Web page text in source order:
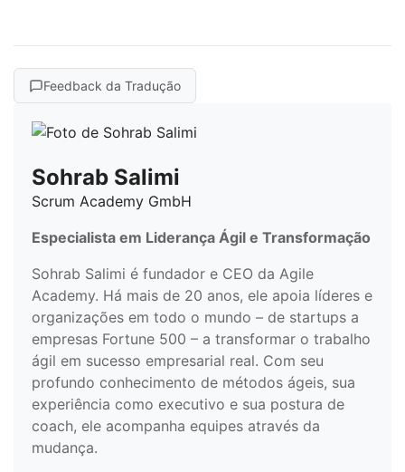
Feedback da Tradução
Sohrab Salimi
Scrum Academy GmbH
Especialista em Liderança Ágil e Transformação
Sohrab Salimi é fundador e CEO da Agile
Academy. Há mais de 20 anos, ele apoia líderes e
organizações em todo o mundo – de startups a
empresas Fortune 500 – a transformar o trabalho
ágil em sucesso empresarial real. Com seu
profundo conhecimento de métodos ágeis, sua
experiência como executivo e sua postura de
coach, ele acompanha equipes através da
mudança.